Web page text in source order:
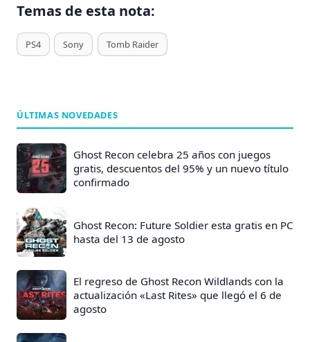
Temas de esta nota:
T
a
d
e
E
n
t
a
d
a
s
:
PS4 Sony Tomb Raider
ÚLTIMAS NOVEDADES
Ghost Recon celebra 25 años con juegos
gratis, descuentos del 95% y un nuevo título
confirmado
Ghost Recon: Future Soldier esta gratis en PC
hasta del 13 de agosto
El regreso de Ghost Recon Wildlands con la
actualización «Last Rites» que llegó el 6 de
agosto